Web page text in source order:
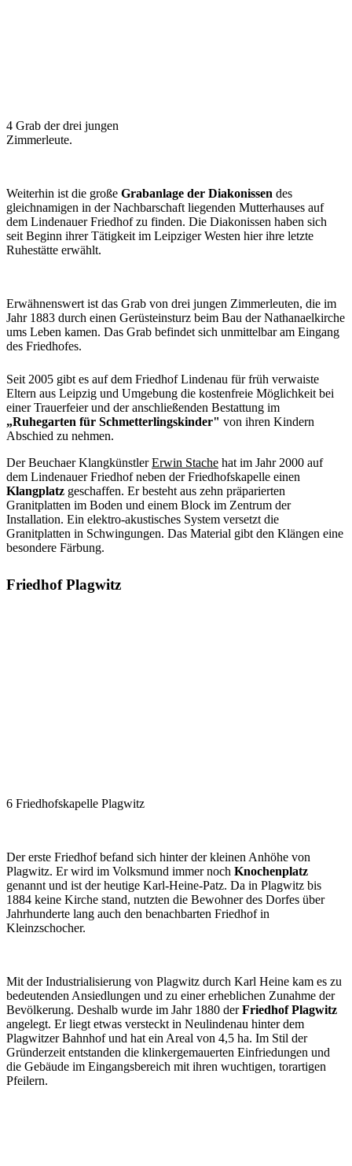
4 Grab der drei jungen
Zimmerleute.
Weiterhin ist die große Grabanlage der Diakonissen des
gleichnamigen in der Nachbarschaft liegenden Mutterhauses auf
dem Lindenauer Friedhof zu finden. Die Diakonissen haben sich
seit Beginn ihrer Tätigkeit im Leipziger Westen hier ihre letzte
Ruhestätte erwählt.
Erwähnenswert ist das Grab von drei jungen Zimmerleuten, die im
Jahr 1883 durch einen Gerüsteinsturz beim Bau der Nathanaelkirche
ums Leben kamen. Das Grab befindet sich unmittelbar am Eingang
des Friedhofes.
Seit 2005 gibt es auf dem Friedhof Lindenau für früh verwaiste
Eltern aus Leipzig und Umgebung die kostenfreie Möglichkeit bei
einer Trauerfeier und der anschließenden Bestattung im
„Ruhegarten für Schmetterlingskinder" von ihren Kindern
Abschied zu nehmen.
Der Beuchaer KlangkünstlerErwin Stache hat im Jahr 2000 auf
dem Lindenauer Friedhof neben der Friedhofskapelle einen
Klangplatz geschaffen. Er besteht aus zehn präparierten
Granitplatten im Boden und einem Block im Zentrum der
Installation. Ein elektro-akustisches System versetzt die
Granitplatten in Schwingungen. Das Material gibt den Klängen eine
besondere Färbung.
Friedhof Plagwitz
6 Friedhofskapelle Plagwitz
Der erste Friedhof befand sich hinter der kleinen Anhöhe von
Plagwitz. Er wird im Volksmund immer noch Knochenplatz
genannt und ist der heutige Karl-Heine-Patz. Da in Plagwitz bis
1884 keine Kirche stand, nutzten die Bewohner des Dorfes über
Jahrhunderte lang auch den benachbarten Friedhof in
Kleinzschocher.
Mit der Industrialisierung von Plagwitz durch Karl Heine kam es zu
bedeutenden Ansiedlungen und zu einer erheblichen Zunahme der
Bevölkerung. Deshalb wurde im Jahr 1880 derFriedhof Plagwitz
angelegt. Er liegt etwas versteckt in Neulindenau hinter dem
Plagwitzer Bahnhof und hat ein Areal von 4,5 ha. Im Stil der
Gründerzeit entstanden die klinkergemauerten Einfriedungen und
die Gebäude im Eingangsbereich mit ihren wuchtigen, torartigen
Pfeilern.